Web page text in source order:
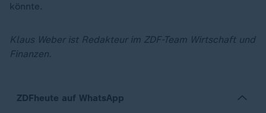
könnte.
Klaus Weber ist Redakteur im ZDF-Team Wirtschaft und
Finanzen.
ZDFheute auf WhatsApp